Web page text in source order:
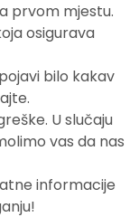
prvom mjestu.
osigurava
bilo kakav
U slučaju
vas da nas
informacije